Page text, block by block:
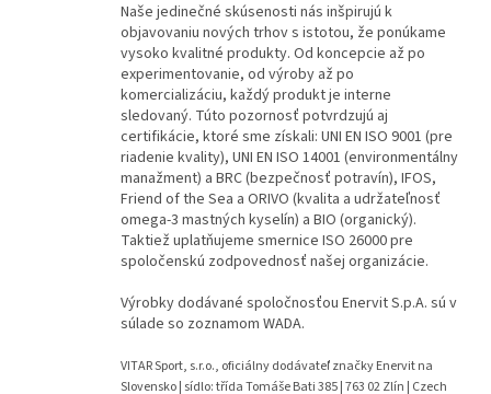
Naše jedinečné skúsenosti nás inšpirujú k
objavovaniu nových trhov s istotou, že ponúkame
vysoko kvalitné produkty. Od koncepcie až po
experimentovanie, od výroby až po
komercializáciu, každý produkt je interne
sledovaný. Túto pozornosť potvrdzujú aj
certifikácie, ktoré sme získali: UNI EN ISO 9001 (pre
riadenie kvality), UNI EN ISO 14001 (environmentálny
manažment) a BRC (bezpečnosť potravín), IFOS,
Friend of the Sea a ORIVO (kvalita a udržateľnosť
omega-3 mastných kyselín) a BIO (organický).
Taktiež uplatňujeme smernice ISO 26000 pre
spoločenskú zodpovednosť našej organizácie.
Výrobky dodávané spoločnosťou Enervit S.p.A. sú v
súlade so zoznamom WADA.
VITAR Sport, s.r.o., oficiálny dodávateľ značky Enervit na
Slovensko | sídlo: třída Tomáše Bati 385 | 763 02 Zlín | Czech